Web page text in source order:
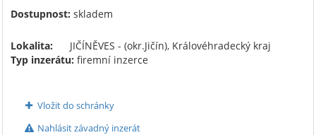
Dostupnost: skladem
Lokalita:
JIČÍNĚVES - (okr.Jičín), Královéhradecký kraj
Typ inzerátu: firemní inzerce
Vložit do schránky
Nahlásit závadný inzerát